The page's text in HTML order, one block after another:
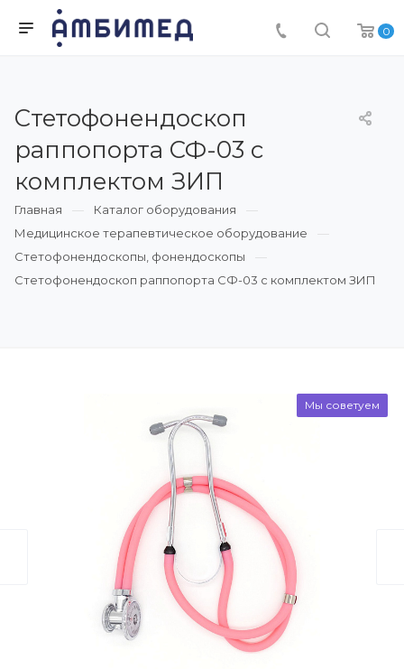
0
Стетофонендоскоп
раппопорта СФ-03 с
комплектом ЗИП
Главная
Каталог оборудования
Медицинское терапевтическое оборудование
Стетофонендоскопы, фонендоскопы
Стетофонендоскоп раппопорта СФ-03 с комплектом ЗИП
Мы советуем